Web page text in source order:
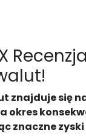
znajduje się
okres
znaczne